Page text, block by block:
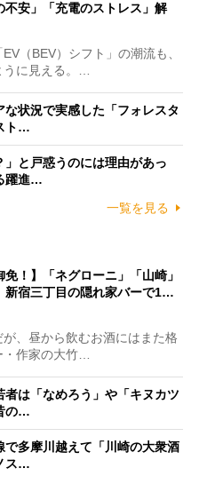
不安」「充電のストレス」解
（BEV）シフト」の潮流も、
うに見える。…
な状況で実感した「フォレスタ
ト…
と戸惑うのには理由があっ
躍進…
一覧を見る
免！】「ネグローニ」「山崎」
新宿三丁目の隠れ家バーで1…
、昼から飲むお酒にはまた格
作家の大竹…
者は「なめろう」や「キヌカツ
の…
で多摩川越えて「川崎の大衆酒
ス…